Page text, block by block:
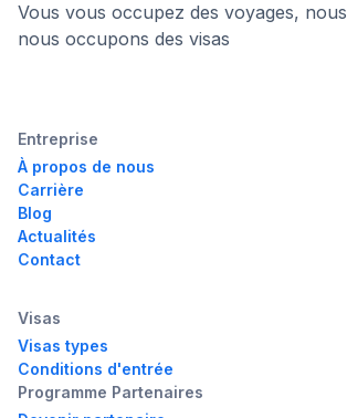
Vous vous occupez des voyages, nous
nous occupons des visas
Entreprise
À propos de nous
Carrière
Blog
Actualités
Contact
Visas
Visas types
Conditions d'entrée
Programme Partenaires